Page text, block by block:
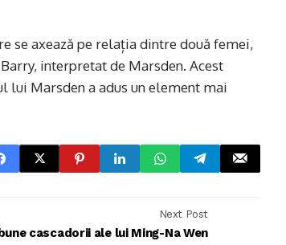
se axează pe relația dintre două femei,
interpretat de Marsden. Acest
Marsden a adus un element mai
Next Post
cascadorii ale lui Ming-Na Wen